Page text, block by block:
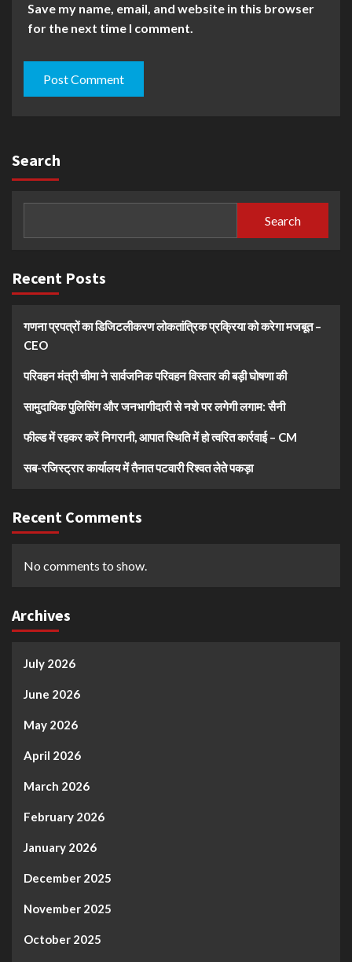
Save my name, email, and website in this browser
for the next time I comment.
Search
Search
Recent Posts
गणना प्रपत्रों का डिजिटलीकरण लोकतांत्रिक प्रक्रिया को करेगा मजबूत –
CEO
परिवहन मंत्री चीमा ने सार्वजनिक परिवहन विस्तार की बड़ी घोषणा की
सामुदायिक पुलिसिंग और जनभागीदारी से नशे पर लगेगी लगाम: सैनी
फील्ड में रहकर करें निगरानी, आपात स्थिति में हो त्वरित कार्रवाई – CM
सब-रजिस्ट्रार कार्यालय में तैनात पटवारी रिश्वत लेते पकड़ा
Recent Comments
No comments to show.
Archives
July 2026
June 2026
May 2026
April 2026
March 2026
February 2026
January 2026
December 2025
November 2025
October 2025